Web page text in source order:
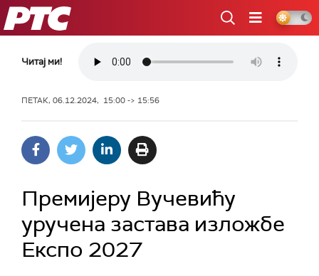
РТС
Читај ми!
ПЕТАК, 06.12.2024, 15:00 -> 15:56
Премијеру Вучевићу
уручена застава изложбе
Експо 2027